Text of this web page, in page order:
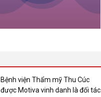
Bệnh viện Thẩm mỹ Thu Cúc
được Motiva vinh danh là đối tác